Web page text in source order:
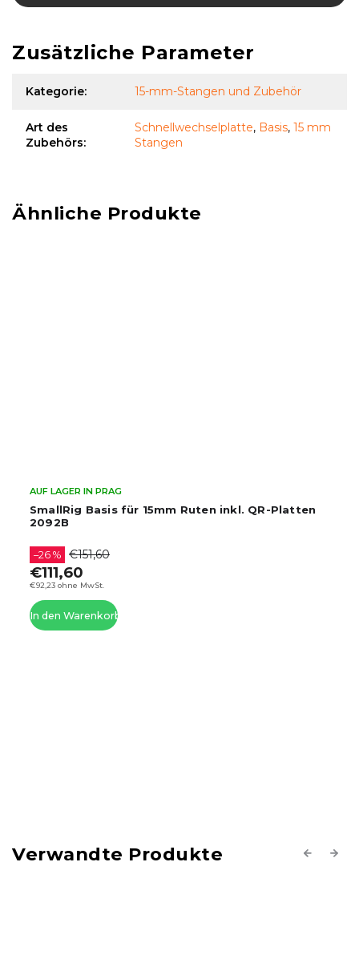
Zusätzliche Parameter
Kategorie: 15-mm-Stangen und Zubehör
Art des
Zubehörs:
Schnellwechselplatte, Basis, 15 mm
Stangen
SmallRig Basis für 15mm Ruten inkl. QR-Platten
2092B
AUF LAGER IN PRAG
€92,23 ohne MwSt.
–26 % €151,60
€111,60
In den Warenkorb
Verwandte Produkte Previous
Next